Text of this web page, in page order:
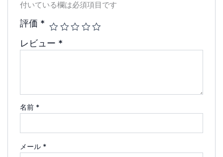
付いている欄は必須項目です
評価 *
レビュー *
名前 *
メール *